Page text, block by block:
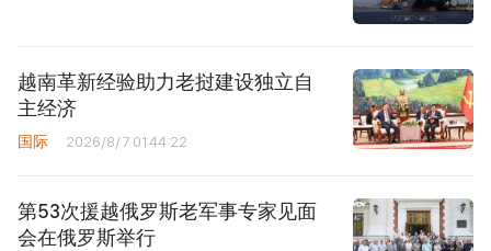
越南革新经验助力老挝建设独立自
主经济
国际 2026/8/7 01:44:22
第53次援越俄罗斯老军事专家见面
会在俄罗斯举行